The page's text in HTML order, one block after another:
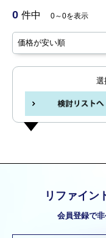
0 件中 0～0を表示
選
リファイン
会員登録で